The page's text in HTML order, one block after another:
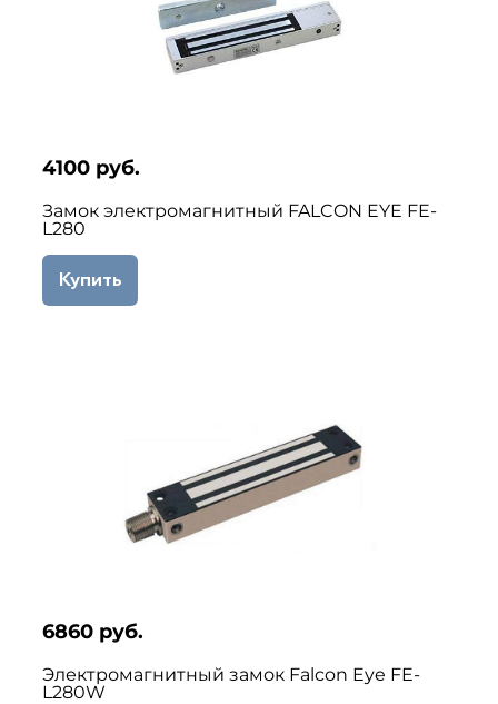
4100 руб.
Замок электромагнитный FALCON EYE FE-
L280
Купить
6860 руб.
Электромагнитный замок Falcon Eye FE-
L280W